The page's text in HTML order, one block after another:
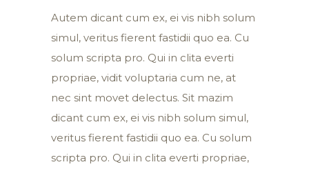
Autem dicant cum ex, ei vis nibh solum
simul, veritus fierent fastidii quo ea. Cu
solum scripta pro. Qui in clita everti
propriae, vidit voluptaria cum ne, at
nec sint movet delectus. Sit mazim
dicant cum ex, ei vis nibh solum simul,
veritus fierent fastidii quo ea. Cu solum
scripta pro. Qui in clita everti propriae,